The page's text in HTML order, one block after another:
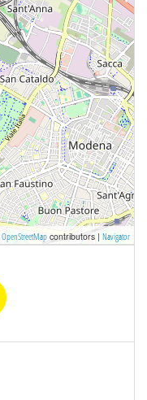
OpenStreetMapcontributors | Navigator